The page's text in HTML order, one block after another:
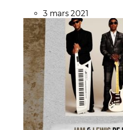
3 mars 2021